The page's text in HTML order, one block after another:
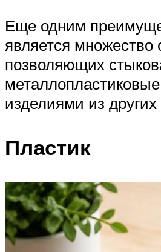
Еще одним
является множество
позволяющих
изделиями из
Пластик